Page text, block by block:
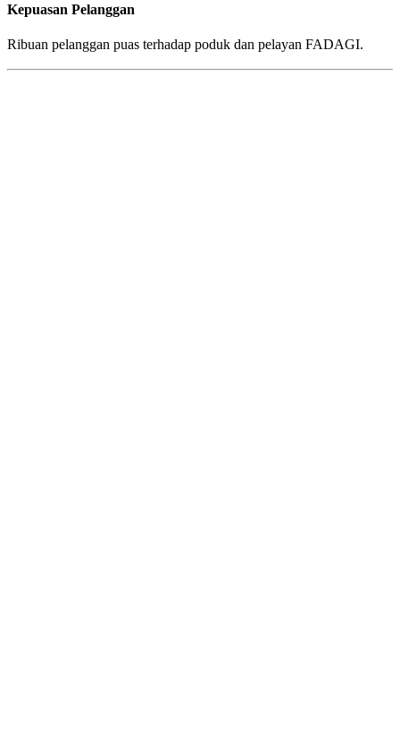
Kepuasan Pelanggan
Ribuan pelanggan puas terhadap poduk dan pelayan FADAGI.